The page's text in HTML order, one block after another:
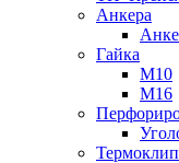
Анкера
Гайка
М10
М16
Термоклип